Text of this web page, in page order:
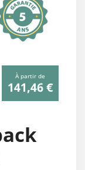
À partir de
141,46 €